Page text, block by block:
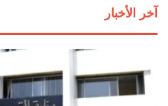
آخر الأخبار